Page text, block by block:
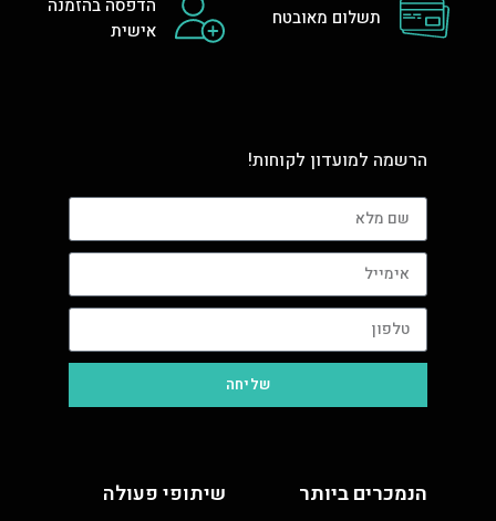
תשלום מאובטח
הדפסה בהזמנה
אישית
הרשמה למועדון לקוחות!
שליחה
הנמכרים ביותר שיתופי פעולה